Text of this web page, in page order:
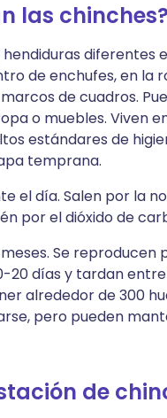
las chinches?
diferentes
de enchufes, en la
de cuadros.
o muebles. Viven
estándares de
temprana.
el día. Salen por la
por el dióxido de
Se
20 días y tardan
alrededor de 300
pero pueden
de